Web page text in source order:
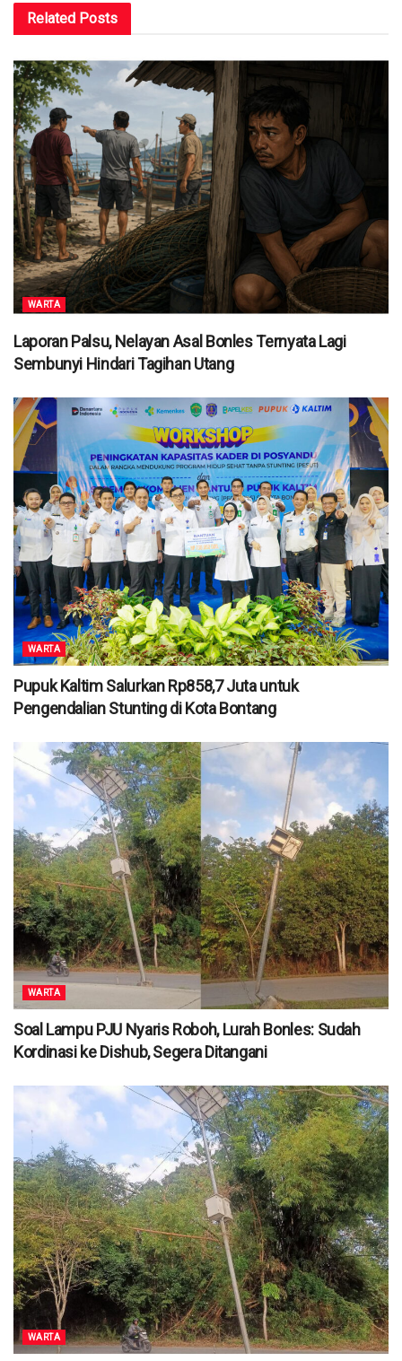
Related Posts
WARTA
Laporan Palsu, Nelayan Asal Bonles Ternyata Lagi
Sembunyi Hindari Tagihan Utang
WARTA
Pupuk Kaltim Salurkan Rp858,7 Juta untuk
Pengendalian Stunting di Kota Bontang
WARTA
Soal Lampu PJU Nyaris Roboh, Lurah Bonles: Sudah
Kordinasi ke Dishub, Segera Ditangani
WARTA